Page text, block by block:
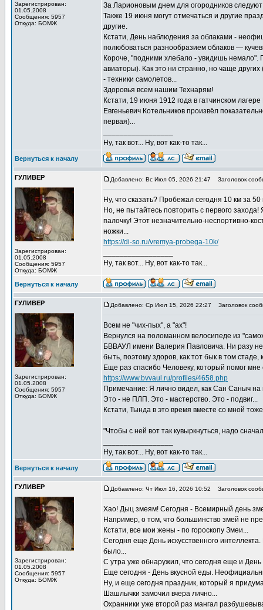
Зарегистрирован:
01.05.2008
Сообщения: 5957
Откуда: БОМЖ
За Ларионовым днем для огородников
Также 19 июня могут отмечаться и другие
другие.
Кстати, День наблюдения за облаками -
полюбоваться разнообразием облаков —
Короче, "подними хлебало - увидишь
авиаторы). Как это ни странно, но чаще
- техники самолетов...
Здоровья всем нашим Технарям!
Кстати, 19 июня 1912 года в гатчинском
Евгеньевич Котельников произвёл
первая)...
Ну, так вот... Ну, вот как-то так...
Вернуться к началу
ГУЛИВЕР
Зарегистрирован:
01.05.2008
Сообщения: 5957
Откуда: БОМЖ
Добавлено: Вс Июл 05, 2026 21:47 Заголовок
Ну, что сказать? Пробежал сегодня 10 км за
Но, не пытайтесь повторить с первого
палочку! Этот незначительно-неспортивно-
ножки...
https://di-so.ru/vremya-probega-10k/
Ну, так вот... Ну, вот как-то так...
Вернуться к началу
ГУЛИВЕР
Зарегистрирован:
01.05.2008
Сообщения: 5957
Откуда: БОМЖ
Добавлено: Ср Июл 15, 2026 22:27 Заголовок
Всем не "чих-пых", а "ах"!
Вернулся на поломанном велосипеде из
БВВАУЛ имени Валерия Павловича. Ни разу
быть, поэтому здоров, как тот бык в том
Еще раз спасибо Человеку, который помог
https://www.bvvaul.ru/profiles/4658.php
Примечание: Я лично видел, как Сан Саныч
Это - не ПЛП. Это - мастерство. Это - подвиг...
Кстати, Тында в это время вместе со мной
"Чтобы с ней вот так кувыркнуться, надо
Ну, так вот... Ну, вот как-то так...
Вернуться к началу
ГУЛИВЕР
Зарегистрирован:
01.05.2008
Сообщения: 5957
Откуда: БОМЖ
Добавлено: Чт Июл 16, 2026 10:52 Заголовок
Хао! Дыц змеям! Сегодня - Всемирный день
Например, о том, что большинство змей не
Кстати, все мои жены - по гороскопу Змеи...
Сегодня еще День искусственного
было...
С утра уже обнаружил, что сегодня еще и
Еще сегодня - День вкусной еды.
Ну, и еще сегодня праздник, который я
Шашлычки замочил вчера лично...
Охранники уже второй раз мангал